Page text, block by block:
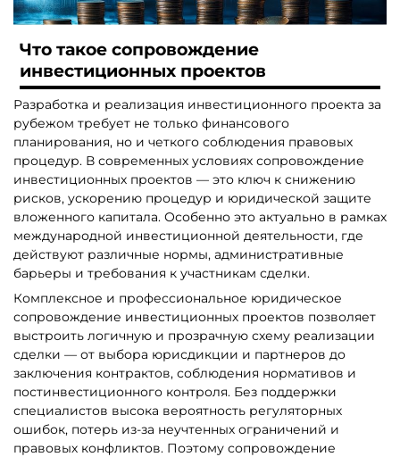
Что такое сопровождение
инвестиционных проектов
Разработка и реализация инвестиционного проекта за
рубежом требует не только финансового
планирования, но и четкого соблюдения правовых
процедур. В современных условиях сопровождение
инвестиционных проектов — это ключ к снижению
рисков, ускорению процедур и юридической защите
вложенного капитала. Особенно это актуально в рамках
международной инвестиционной деятельности, где
действуют различные нормы, административные
барьеры и требования к участникам сделки.
Комплексное и профессиональное юридическое
сопровождение инвестиционных проектов позволяет
выстроить логичную и прозрачную схему реализации
сделки — от выбора юрисдикции и партнеров до
заключения контрактов, соблюдения нормативов и
постинвестиционного контроля. Без поддержки
специалистов высока вероятность регуляторных
ошибок, потерь из-за неучтенных ограничений и
правовых конфликтов. Поэтому сопровождение